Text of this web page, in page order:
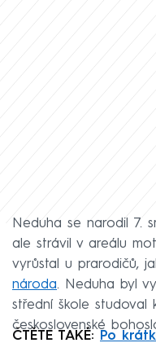
Neduha se narodil 7.
ale strávil v areálu
vyrůstal u prarodičů,
národa. Neduha byl
střední škole studoval
československé
ČTĚTE TAKÉ:
Po